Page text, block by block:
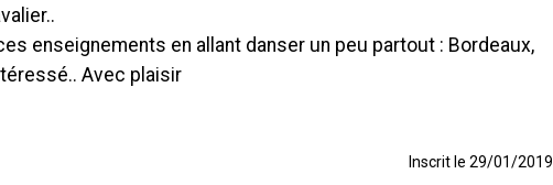
enseignements en allant danser un peu partout : Bordeaux,
Avec plaisir
Inscrit le 29/01/2019